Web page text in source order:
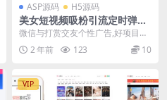
ASP源码 H5源码
美女短视频吸粉引流定时弹窗
源码
微信与打赏交友个性广告,好项目带
后台 不一样的体验，手机端带+微
信+打赏广告，引...
2 年前 123 10
VIP